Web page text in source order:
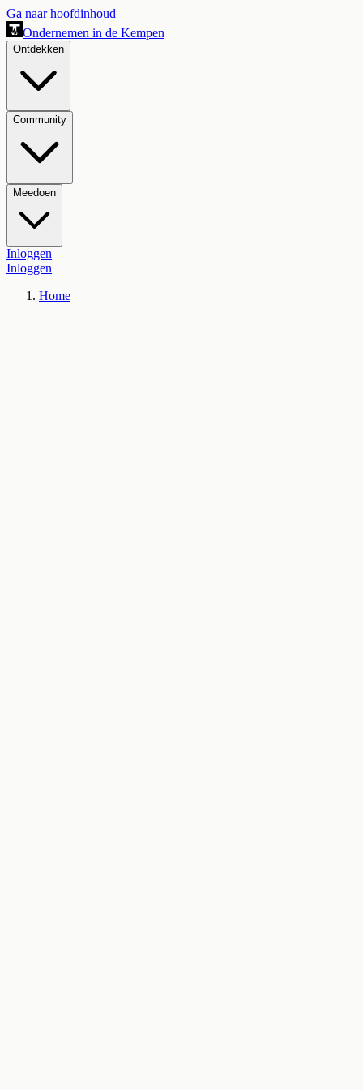
Ga naar hoofdinhoud
Ondernemen in de Kempen
Ontdekken
Community
Meedoen
Inloggen
Inloggen
Home